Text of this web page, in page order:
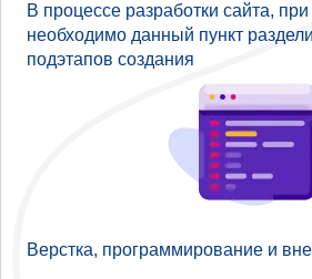
В процессе разработки сайта,
необходимо данный пункт
подэтапов создания
Верстка, программирование и